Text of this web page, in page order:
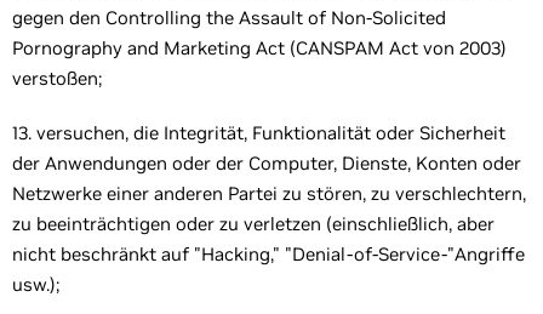
gegen den Controlling the Assault of Non-Solicited
Pornography and Marketing Act (CANSPAM Act von 2003)
verstoßen;
13. versuchen, die Integrität, Funktionalität oder Sicherheit
der Anwendungen oder der Computer, Dienste, Konten oder
Netzwerke einer anderen Partei zu stören, zu verschlechtern,
zu beeinträchtigen oder zu verletzen (einschließlich, aber
nicht beschränkt auf "Hacking," "Denial-of-Service-"Angriffe
usw.);